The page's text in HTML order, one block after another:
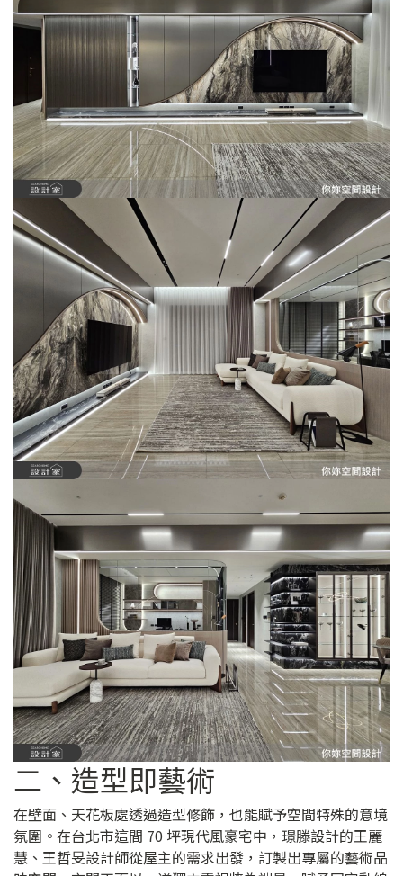
二、造型即藝術
在壁面、天花板處透過造型修飾，也能賦予空間特殊的意境
氛圍。在台北市這間 70 坪現代風豪宅中，璟滕設計的王麗
慧、王哲旻設計師從屋主的需求出發，訂製出專屬的藝術品